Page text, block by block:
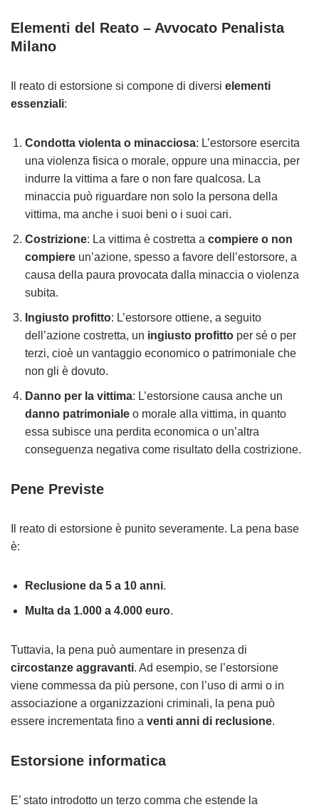
Elementi del Reato – Avvocato Penalista
Milano
Il reato di estorsione si compone di diversi elementi
essenziali:
Condotta violenta o minacciosa: L’estorsore esercita
una violenza fisica o morale, oppure una minaccia, per
indurre la vittima a fare o non fare qualcosa. La
minaccia può riguardare non solo la persona della
vittima, ma anche i suoi beni o i suoi cari.
Costrizione: La vittima è costretta a compiere o non
compiere un’azione, spesso a favore dell’estorsore, a
causa della paura provocata dalla minaccia o violenza
subita.
Ingiusto profitto: L’estorsore ottiene, a seguito
dell’azione costretta, un ingiusto profitto per sé o per
terzi, cioè un vantaggio economico o patrimoniale che
non gli è dovuto.
Danno per la vittima: L’estorsione causa anche un
danno patrimoniale o morale alla vittima, in quanto
essa subisce una perdita economica o un’altra
conseguenza negativa come risultato della costrizione.
Pene Previste
Il reato di estorsione è punito severamente. La pena base
è:
Reclusione da 5 a 10 anni.
Multa da 1.000 a 4.000 euro.
Tuttavia, la pena può aumentare in presenza di
circostanze aggravanti. Ad esempio, se l’estorsione
viene commessa da più persone, con l’uso di armi o in
associazione a organizzazioni criminali, la pena può
essere incrementata fino a venti anni di reclusione.
Estorsione informatica
E’ stato introdotto un terzo comma che estende la